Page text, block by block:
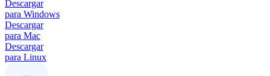
Descargar
para Windows
Descargar
para Mac
Descargar
para Linux